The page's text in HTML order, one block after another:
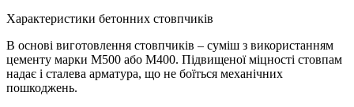
Характеристики бетонних стовпчиків
В основі виготовлення стовпчиків – суміш з використанням
цементу марки М500 або М400. Підвищеної міцності стовпам
надає і сталева арматура, що не боїться механічних
пошкоджень.